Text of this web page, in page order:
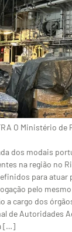
O Ministério de
dos modais
na região no
para atuar
pelo
a cargo dos
de Autoridades
[…]